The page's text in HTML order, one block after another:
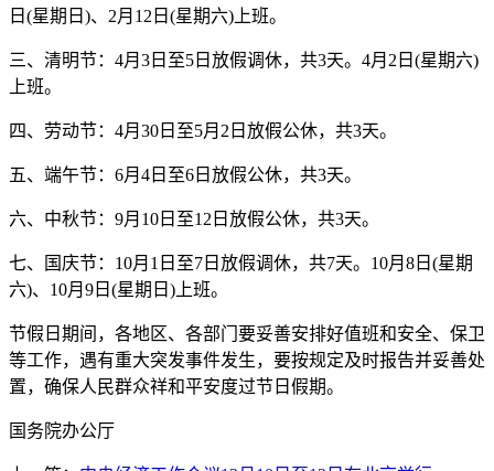
日(星期日)、2月12日(星期六)上班。
三、清明节：4月3日至5日放假调休，共3天。4月2日(星期六)
上班。
四、劳动节：4月30日至5月2日放假公休，共3天。
五、端午节：6月4日至6日放假公休，共3天。
六、中秋节：9月10日至12日放假公休，共3天。
七、国庆节：10月1日至7日放假调休，共7天。10月8日(星期
六)、10月9日(星期日)上班。
节假日期间，各地区、各部门要妥善安排好值班和安全、保卫
等工作，遇有重大突发事件发生，要按规定及时报告并妥善处
置，确保人民群众祥和平安度过节日假期。
国务院办公厅